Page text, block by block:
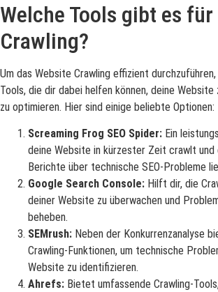
Welche Tools gibt es
Crawling?
Um das Website Crawling effizient
Tools, die dir dabei helfen können, deine Website
zu optimieren. Hier sind einige beliebte Optionen:
Screaming Frog SEO Spider: Ein
deine Website in kürzester Zeit crawlt
Berichte über technische SEO-Probleme
Google Search Console: Hilft dir, die
deiner Website zu überwachen und
beheben.
SEMrush: Neben der Konkurrenzanalyse
Crawling-Funktionen, um technische
Website zu identifizieren.
Ahrefs: Bietet umfassende Crawling-